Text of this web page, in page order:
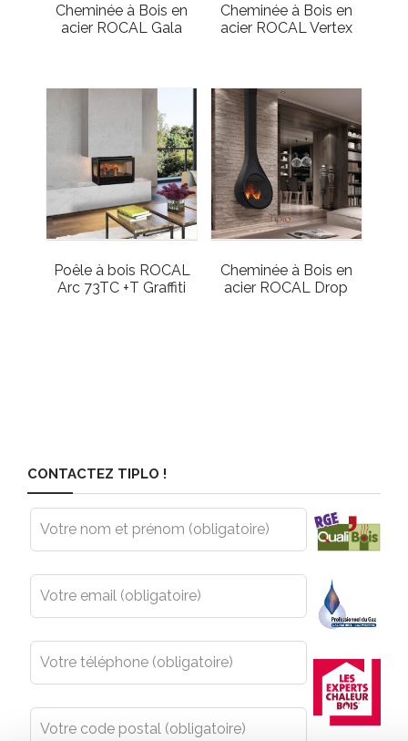
Cheminée à Bois en
acier ROCAL Gala
Cheminée à Bois en
acier ROCAL Vertex
Poêle à bois ROCAL
Arc 73TC +T Graffiti
Cheminée à Bois en
acier ROCAL Drop
CONTACTEZ TIPLO !
Leave
this
field
blank